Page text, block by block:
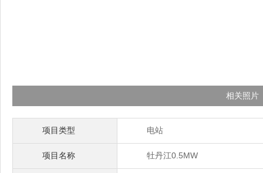
相关照片
项目类型 电站
项目名称 牡丹江0.5MW